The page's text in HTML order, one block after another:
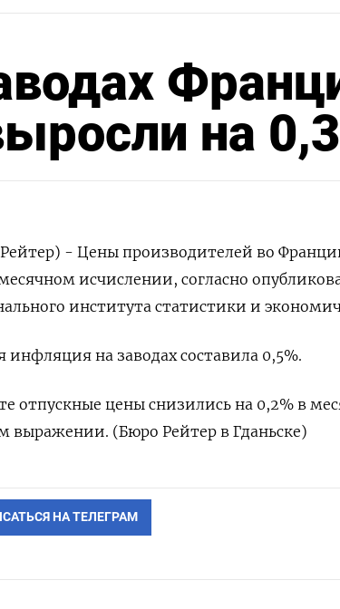
на
- Цены производителей во
исчислении, согласно
института статистики и
инфляция на заводах составила 0,5%.
отпускные цены снизились на 0,2% в
выражении. (Бюро Рейтер в Гданьске)
НА ТЕЛЕГРАМ